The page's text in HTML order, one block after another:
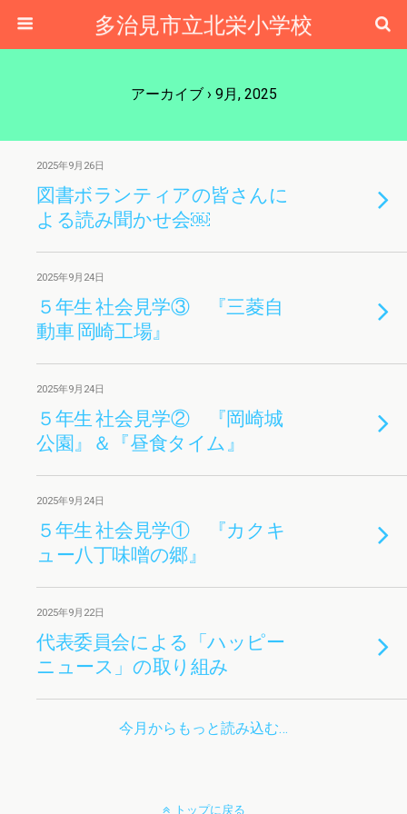
多治見市立北栄小学校
アーカイブ › 9月, 2025
2025年9月26日
図書ボランティアの皆さんに
よる読み聞かせ会￼
2025年9月24日
５年生 社会見学③ 『三菱自
動車 岡崎工場』
2025年9月24日
５年生 社会見学② 『岡崎城
公園』＆『昼食タイム』
2025年9月24日
５年生 社会見学① 『カクキ
ュー八丁味噌の郷』
2025年9月22日
代表委員会による「ハッピー
ニュース」の取り組み
今月からもっと読み込む…
トップに戻る